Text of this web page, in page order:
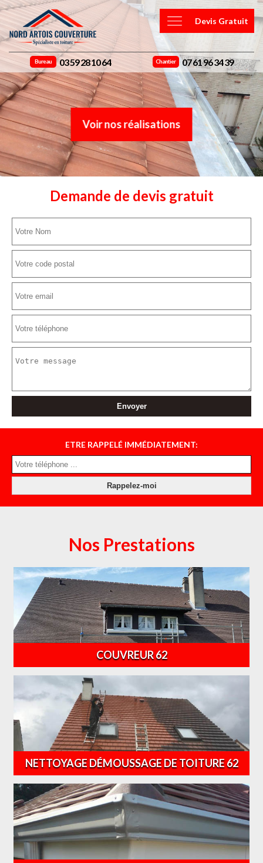
Devis Gratuit
Bureau 03 59 28 10 64 Chantier 07 61 96 34 39
Voir nos réalisations
Demande de devis gratuit
ETRE RAPPELÉ IMMÉDIATEMENT:
Nos Prestations
COUVREUR 62
NETTOYAGE DÉMOUSSAGE DE TOITURE 62